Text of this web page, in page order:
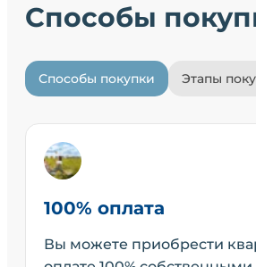
Способы
Способы покупки Этапы
100% оплата
Вы можете приобрести